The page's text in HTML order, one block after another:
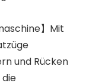
】Mit
und Rücken